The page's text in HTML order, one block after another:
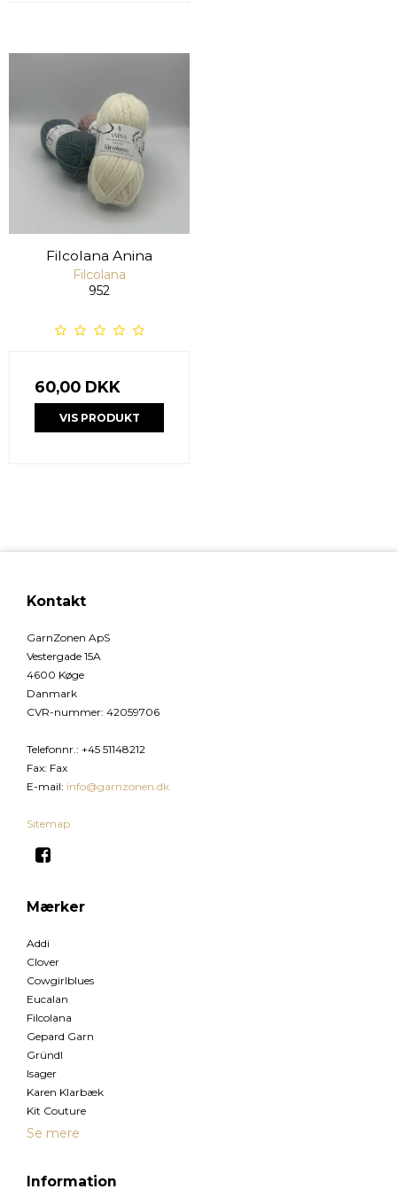
Filcolana Anina
Filcolana
952
60,00 DKK
VIS PRODUKT
Kontakt
GarnZonen ApS
Vestergade 15A
4600 Køge
Danmark
CVR-nummer: 42059706
Telefonnr. : +45 51148212
Fax: Fax
E-mail: info@garnzonen.dk
Sitemap
Mærker
Addi
Clover
Cowgirlblues
Eucalan
Filcolana
Gepard Garn
Gründl
Isager
Karen Klarbæk
Kit Couture
Se mere
Information